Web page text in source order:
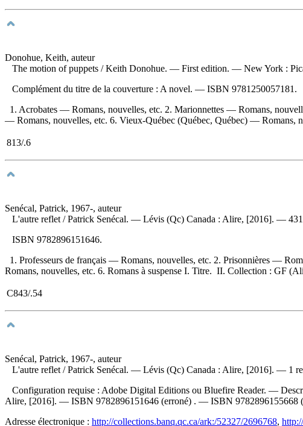
Donohue, Keith, auteur
The motion of puppets / Keith Donohue. — First edition. — New York :
Complément du titre de la couverture : A novel. — ISBN 9781250057181 .
1. Acrobates — Romans, nouvelles, etc. 2. Marionnettes — Romans,
— Romans, nouvelles, etc. 6. Vieux-Québec (Québec, Québec) — Romans,
813/.6
Senécal, Patrick, 1967-, auteur
L'autre reflet / Patrick Senécal. — Lévis (Qc) Canada : Alire, [2016]. —
ISBN 9782896151646.
1. Professeurs de français — Romans, nouvelles, etc. 2. Prisonnières —
Romans, nouvelles, etc. 6. Romans à suspense I. Titre. II. Collection : GF
C843/.54
Senécal, Patrick, 1967-, auteur
L'autre reflet / Patrick Senécal. — Lévis (Qc) Canada : Alire, [2016]. — 1
Configuration requise : Adobe Digital Editions ou Bluefire Reader. —
Alire, [2016]. — ISBN 9782896151646 (erroné) . — ISBN 9782896155668
Adresse électronique : http://collections.banq.qc.ca/ark:/52327/2696768,